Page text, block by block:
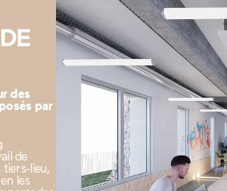
des
par
de
tiers-lieu,
les